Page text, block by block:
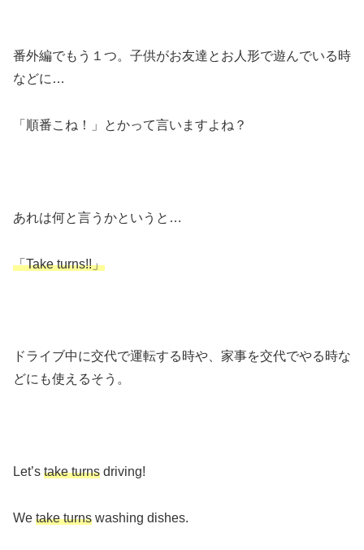
番外編でもう１つ。子供がお友達とお人形で遊んでいる時
などに…
「順番こね！」とかって言いますよね？
あれは何と言うかというと…
「Take turns!!」
ドライブ中に交代で運転する時や、家事を交代でやる時な
どにも使えるそう。
Let’s take turns driving!
We take turns washing dishes.